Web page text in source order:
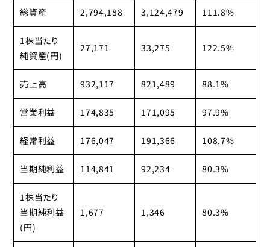
総資産 2,794,188 3,124,479 111.8%
1株当たり
純資産(円)
27,171 33,275 122.5%
売上高 932,117 821,489 88.1%
営業利益 174,835 171,095 97.9%
経常利益 176,047 191,366 108.7%
当期純利益 114,841 92,234 80.3%
1株当たり
当期純利益
(円)
1,677 1,346 80.3%